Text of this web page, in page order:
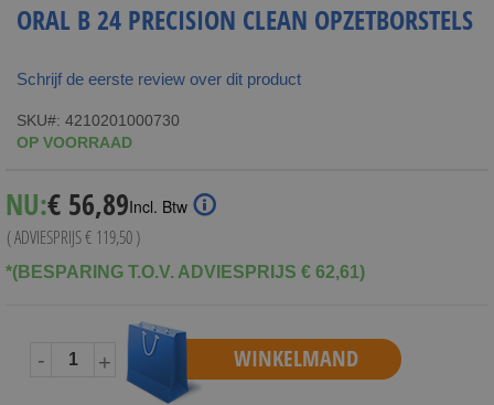
ORAL B 24 PRECISION CLEAN OPZETBORSTELS
Schrijf de eerste review over dit product
SKU
4210201000730
OP VOORRAAD
NU:Special
Price
€ 56,89Incl. Btw
( ADVIESPRIJS€ 119,50)
*(BESPARING T.O.V. ADVIESPRIJS € 62,61)
- + WINKELMAND